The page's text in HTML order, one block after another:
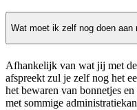
Wat moet ik zelf nog doen aan
Afhankelijk van wat jij met
afspreekt zul je zelf nog het
het bewaren van bonnetjes
met sommige